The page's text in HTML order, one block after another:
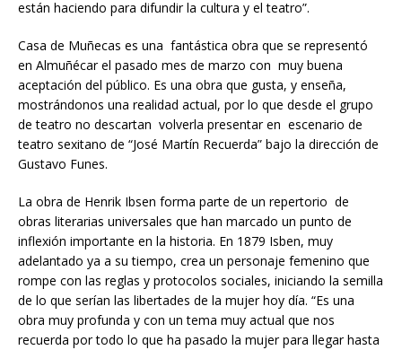
están haciendo para difundir la cultura y el teatro”.
Casa de Muñecas es una fantástica obra que se representó
en Almuñécar el pasado mes de marzo con muy buena
aceptación del público. Es una obra que gusta, y enseña,
mostrándonos una realidad actual, por lo que desde el grupo
de teatro no descartan volverla presentar en escenario de
teatro sexitano de “José Martín Recuerda” bajo la dirección de
Gustavo Funes.
La obra de Henrik Ibsen forma parte de un repertorio de
obras literarias universales que han marcado un punto de
inflexión importante en la historia. En 1879 Isben, muy
adelantado ya a su tiempo, crea un personaje femenino que
rompe con las reglas y protocolos sociales, iniciando la semilla
de lo que serían las libertades de la mujer hoy día. “Es una
obra muy profunda y con un tema muy actual que nos
recuerda por todo lo que ha pasado la mujer para llegar hasta